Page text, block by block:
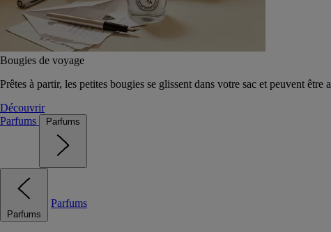
Bougies de voyage
Prêtes à partir, les petites bougies se glissent dans votre sac et peuvent être
Découvrir
Parfums
Parfums
Parfums
Parfums